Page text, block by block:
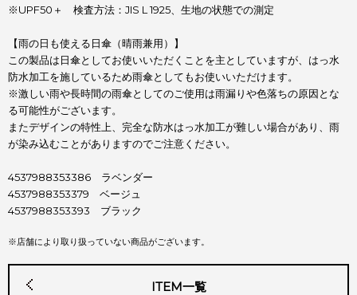
※UPF50＋ 検査方法：JIS L 1925、生地の状態での測定
【雨の日も使える日傘（晴雨兼用）】
この製品は日傘としてお使いいただくことを主としていますが、はっ水
防水加工を施しているため雨傘としてもお使いいただけます。
※激しい雨や長時間の雨傘としてのご使用は雨漏りや色落ちの原因とな
る可能性がございます。
またデザインの特性上、完全な防水はっ水加工が難しい場合があり、雨
が染み込むことがありますのでご注意ください。
4537988353386 ラベンダー
4537988353379 ベージュ
4537988353393 ブラック
※店舗により取り扱っていない商品がございます。
ITEM一覧